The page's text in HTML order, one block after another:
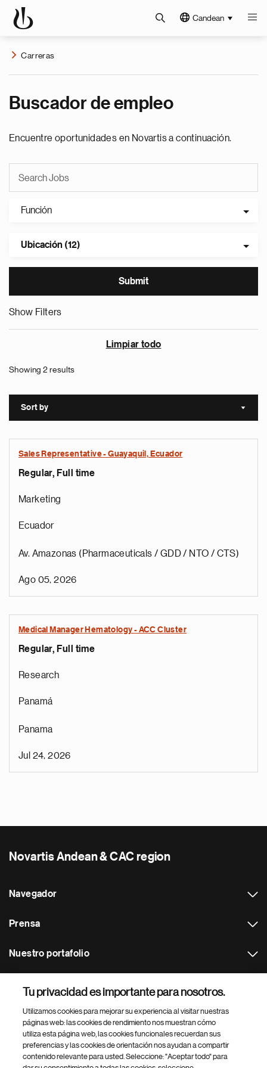
Candean
Carreras
Buscador de empleo
Encuentre oportunidades en Novartis a continuación.
Función
Ubicación (12)
Show Filters
Limpiar todo
Showing 2 results
Sort by Sort
Sales Representative - Guayaquil, Ecuador
Regular, Full time
Marketing
Ecuador
Av. Amazonas (Pharmaceuticals / GDD / NTO / CTS)
Ago 05, 2026
Medical Manager Hematology - ACC Cluster
Regular, Full time
Research
Panamá
Panama
Jul 24, 2026
Novartis Andean & CAC region
Navegador
Prensa
Nuestro portafolio
Footer Site Search
Tu privacidad es importante para nosotros.
Utilizamos cookies para mejorar su experiencia al visitar nuestras
páginas web: las cookies de rendimiento nos muestran cómo
utiliza esta página web, las cookies funcionales recuerdan sus
preferencias y las cookies de orientación nos ayudan a compartir
contenido relevante para usted. Seleccione: "Aceptar todo" para